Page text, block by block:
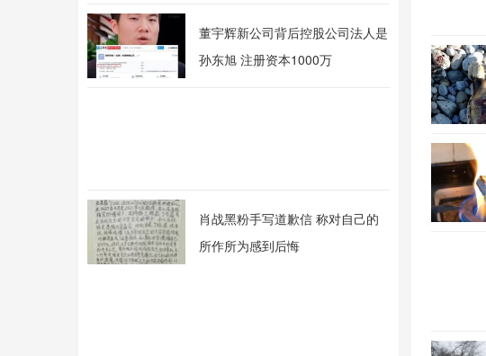
董宇辉新公司背后控股公司法人是
孙东旭 注册资本1000万
肖战黑粉手写道歉信 称对自己的
所作所为感到后悔